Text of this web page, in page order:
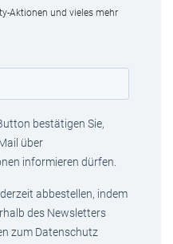
Aktionen und vieles mehr
bestätigen Sie,
über
informieren dürfen.
abbestellen, indem
des Newsletters
zum Datenschutz